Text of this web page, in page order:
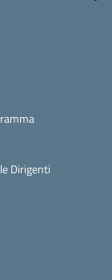
Dirigenti